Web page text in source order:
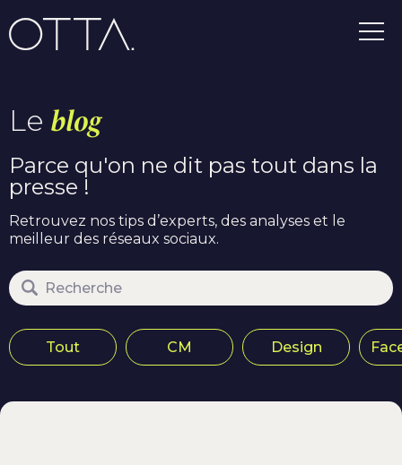
Le blog
Parce qu'on ne dit pas tout dans la
presse !
Retrouvez nos tips d’experts, des analyses et le
meilleur des réseaux sociaux.
Tout CM Design